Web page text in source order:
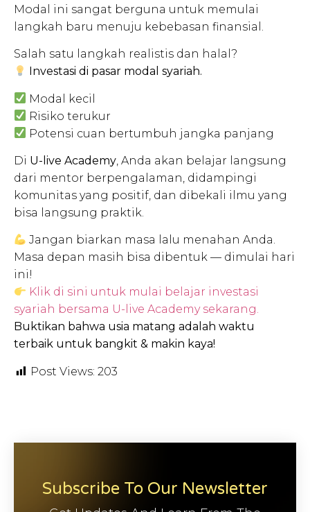
Modal ini sangat berguna untuk memulai
langkah baru menuju kebebasan finansial.
Salah satu langkah realistis dan halal?
Investasi di pasar modal syariah.
Modal kecil
Risiko terukur
Potensi cuan bertumbuh jangka panjang
Di U-live Academy, Anda akan belajar langsung
dari mentor berpengalaman, didampingi
komunitas yang positif, dan dibekali ilmu yang
bisa langsung praktik.
Jangan biarkan masa lalu menahan Anda.
Masa depan masih bisa dibentuk — dimulai hari
ini!
Klik di sini untuk mulai belajar investasi
syariah bersama U-live Academy sekarang.
Buktikan bahwa usia matang adalah waktu
terbaik untuk bangkit & makin kaya!
Post Views: 203
Subscribe To Our Newsletter